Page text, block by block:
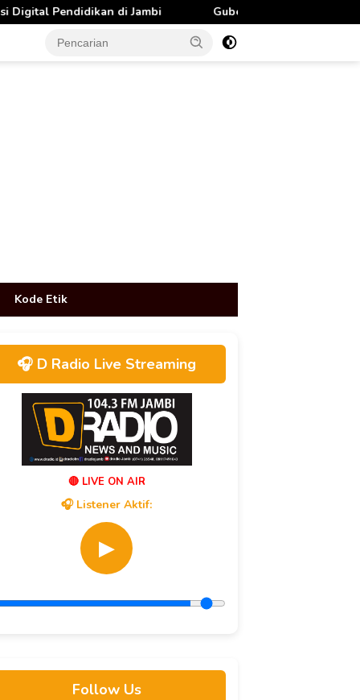
Gubernur Al Haris Tinjau Lokasi Pembangunan
Kode Etik
🎧 D Radio Live Streaming
🔴 LIVE ON AIR
🎧 Listener Aktif:
▶
Follow Us